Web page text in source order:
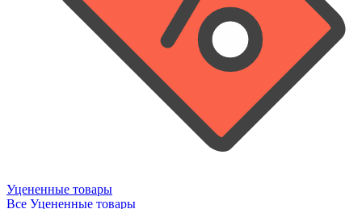
Уцененные товары
Все Уцененные товары